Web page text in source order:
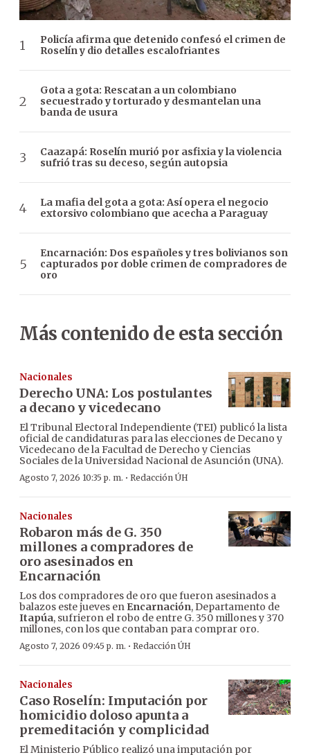
Policía afirma que detenido confesó el crimen de
Roselín y dio detalles escalofriantes
Gota a gota: Rescatan a un colombiano
secuestrado y torturado y desmantelan una
banda de usura
Caazapá: Roselín murió por asfixia y la violencia
sufrió tras su deceso, según autopsia
La mafia del gota a gota: Así opera el negocio
extorsivo colombiano que acecha a Paraguay
Encarnación: Dos españoles y tres bolivianos son
capturados por doble crimen de compradores de
oro
Más contenido de esta sección
Nacionales
Derecho UNA: Los postulantes
a decano y vicedecano
El Tribunal Electoral Independiente (TEI) publicó la lista
oficial de candidaturas para las elecciones de Decano y
Vicedecano de la Facultad de Derecho y Ciencias
Sociales de la Universidad Nacional de Asunción (UNA).
Agosto 7, 2026 10:35 p. m. · Redacción ÚH
Nacionales
Robaron más de G. 350
millones a compradores de
oro asesinados en
Encarnación
Los dos compradores de oro que fueron asesinados a
balazos este jueves en Encarnación, Departamento de
Itapúa, sufrieron el robo de entre G. 350 millones y 370
millones, con los que contaban para comprar oro.
Agosto 7, 2026 09:45 p. m. · Redacción ÚH
Nacionales
Caso Roselín: Imputación por
homicidio doloso apunta a
premeditación y complicidad
El Ministerio Público realizó una imputación por